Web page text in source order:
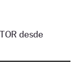
desde